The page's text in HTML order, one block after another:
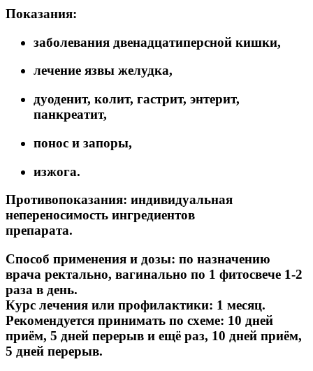
Показания:
заболевания двенадцатиперсной кишки,
лечение язвы желудка,
дуоденит, колит, гастрит, энтерит,
панкреатит,
понос и запоры,
изжога.
Противопоказания: индивидуальная
непереносимость ингредиентов
препарата.
Способ применения и дозы: по назначению
врача ректально, вагинально по 1 фитосвече 1-2
раза в день.
Курс лечения или профилактики: 1 месяц.
Рекомендуется принимать по схеме: 10 дней
приём, 5 дней перерыв и ещё раз, 10 дней приём,
5 дней перерыв.